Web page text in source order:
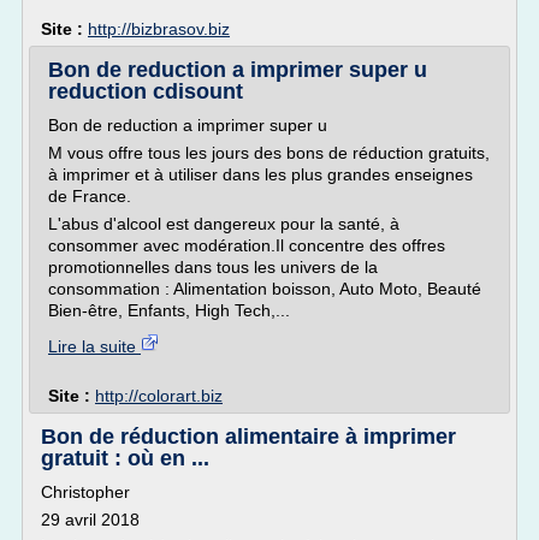
Site : http://bizbrasov.biz
Bon de reduction a imprimer super u
reduction cdisount
Bon de reduction a imprimer super u
M vous offre tous les jours des bons de réduction gratuits,
à imprimer et à utiliser dans les plus grandes enseignes
de France.
L'abus d'alcool est dangereux pour la santé, à
consommer avec modération.Il concentre des offres
promotionnelles dans tous les univers de la
consommation : Alimentation boisson, Auto Moto, Beauté
Bien-être, Enfants, High Tech,...
Lire la suite
Site : http://colorart.biz
Bon de réduction alimentaire à imprimer
gratuit : où en ...
Christopher
29 avril 2018